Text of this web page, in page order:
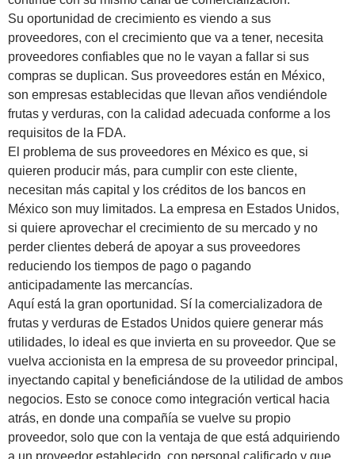
Su oportunidad de crecimiento es viendo a sus
proveedores, con el crecimiento que va a tener, necesita
proveedores confiables que no le vayan a fallar si sus
compras se duplican. Sus proveedores están en México,
son empresas establecidas que llevan años vendiéndole
frutas y verduras, con la calidad adecuada conforme a los
requisitos de la FDA.
El problema de sus proveedores en México es que, si
quieren producir más, para cumplir con este cliente,
necesitan más capital y los créditos de los bancos en
México son muy limitados. La empresa en Estados Unidos,
si quiere aprovechar el crecimiento de su mercado y no
perder clientes deberá de apoyar a sus proveedores
reduciendo los tiempos de pago o pagando
anticipadamente las mercancías.
Aquí está la gran oportunidad. Sí la comercializadora de
frutas y verduras de Estados Unidos quiere generar más
utilidades, lo ideal es que invierta en su proveedor. Que se
vuelva accionista en la empresa de su proveedor principal,
inyectando capital y beneficiándose de la utilidad de ambos
negocios. Esto se conoce como integración vertical hacia
atrás, en donde una compañía se vuelve su propio
proveedor, solo que con la ventaja de que está adquiriendo